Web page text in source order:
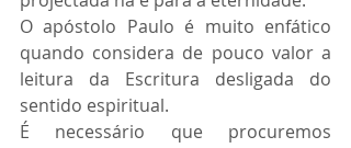
O apóstolo Paulo é muito enfático
quando considera de pouco valor a
leitura da Escritura desligada do
sentido espiritual.
É necessário que procuremos